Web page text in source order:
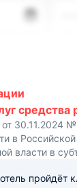
от
в
власти в